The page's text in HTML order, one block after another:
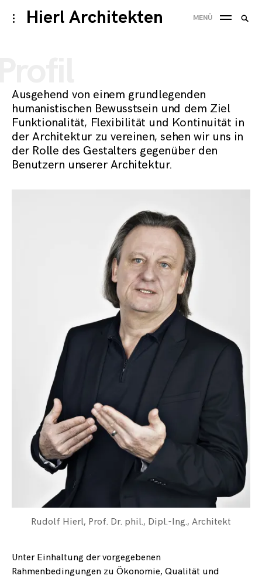
Skip
to
Hierl Architekten
toggle
MENÜ
Ausgehend von einem grundlegenden
humanistischen Bewusstsein und dem Ziel
Funktionalität, Flexibilität und Kontinuität in
der Architektur zu vereinen, sehen wir uns in
der Rolle des Gestalters gegenüber den
Benutzern unserer Architektur.
Rudolf Hierl, Prof. Dr. phil., Dipl.-Ing., Architekt
Unter Einhaltung der vorgegebenen
Rahmenbedingungen zu Ökonomie, Qualität und
Suche